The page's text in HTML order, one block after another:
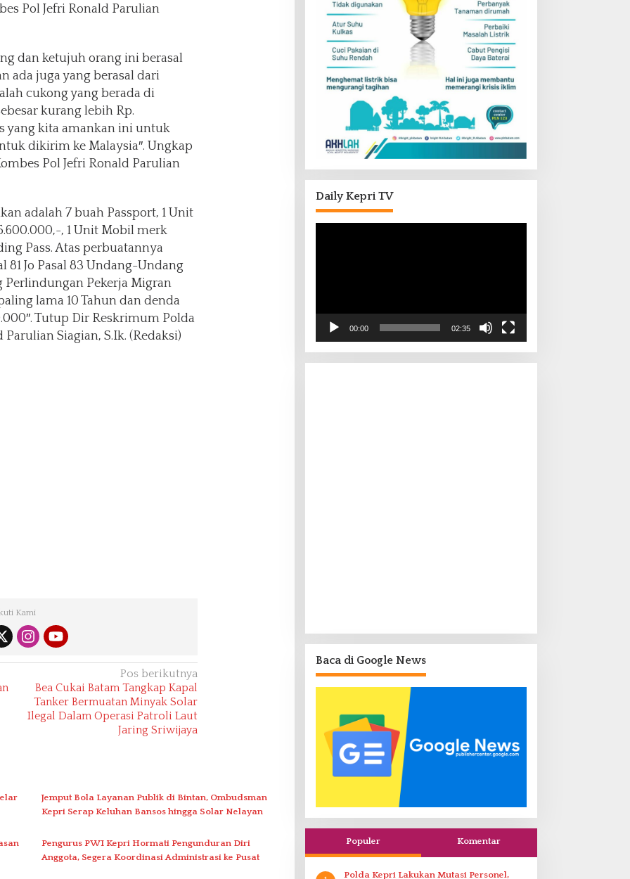
Pol Jefri Ronald Parulian
dan ketujuh orang ini berasal
ada juga yang berasal dari
cukong yang berada di
kurang lebih Rp.
yang kita amankan ini untuk
dikirim ke Malaysia″. Ungkap
Pol Jefri Ronald Parulian
adalah 7 buah Passport, 1 Unit
, 1 Unit Mobil merk
Pass. Atas perbuatannya
81 Jo Pasal 83 Undang-Undang
Perlindungan Pekerja Migran
lama 10 Tahun dan denda
Tutup Dir Reskrimum Polda
Siagian, S.Ik. (Redaksi)
Kami
Pos berikutnya
Bea Cukai Batam Tangkap Kapal
Tanker Bermuatan Minyak Solar
Ilegal Dalam Operasi Patroli Laut
Jaring Sriwijaya
Jemput Bola Layanan Publik di Bintan, Ombudsman
Kepri Serap Keluhan Bansos hingga Solar Nelayan
Pengurus PWI Kepri Hormati Pengunduran Diri
Anggota, Segera Koordinasi Administrasi ke Pusat
Daily Kepri TV
00:00 02:35
Baca di Google News
Populer Komentar
Polda Kepri Lakukan Mutasi Personel,